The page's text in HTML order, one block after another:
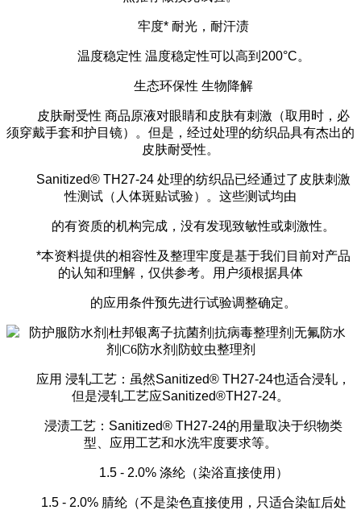
牢度* 耐光，耐汗渍
温度稳定性 温度稳定性可以高到200°C。
生态环保性 生物降解
皮肤耐受性 商品原液对眼睛和皮肤有刺激（取用时，必
须穿戴手套和护目镜）。但是，经过处理的纺织品具有杰出的
皮肤耐受性。
Sanitized® TH27-24 处理的纺织品已经通过了皮肤刺激
性测试（人体斑贴试验）。这些测试均由
的有资质的机构完成，没有发现致敏性或刺激性。
*本资料提供的相容性及整理牢度是基于我们目前对产品
的认知和理解，仅供参考。用户须根据具体
的应用条件预先进行试验调整确定。
应用 浸轧工艺：虽然Sanitized® TH27-24也适合浸轧，
但是浸轧工艺应Sanitized®TH27-24。
浸渍工艺： Sanitized® TH27-24的用量取决于织物类
型、应用工艺和水洗牢度要求等。
1.5 - 2.0% 涤纶（染浴直接使用）
1.5 - 2.0% 腈纶（不是染色直接使用，只适合染缸后处